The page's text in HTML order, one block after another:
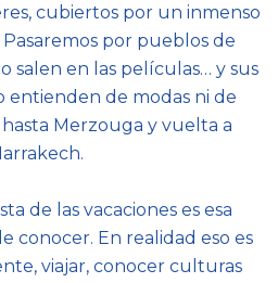
cubiertos por un inmenso
por pueblos de
salen en las películas… y sus
entienden de modas ni de
Merzouga y vuelta a
de las vacaciones es esa
conocer. En realidad eso es
viajar, conocer culturas